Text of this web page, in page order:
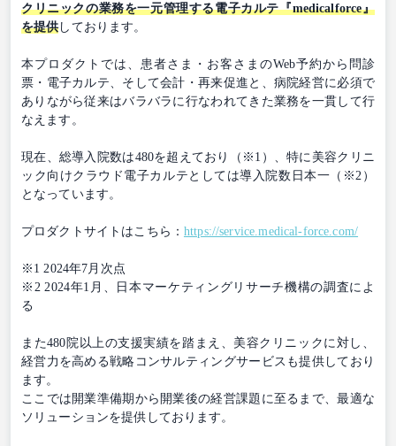
クリニックの業務を一元管理する電子カルテ『medicalforce』
を提供 しております。
本プロダクトでは、患者さま・お客さまのWeb予約から問診
票・電子カルテ、そして会計・再来促進と、病院経営に必須で
ありながら従来はバラバラに行なわれてきた業務を一貫して行
なえます。
現在、総導入院数は480を超えており（※1）、特に美容クリニ
ック向けクラウド電子カルテとしては導入院数日本一（※2）
となっています。
プロダクトサイトはこちら： https://service.medical-force.com/
※1 2024年7月次点
※2 2024年1月、日本マーケティングリサーチ機構の調査によ
る
また480院以上の支援実績を踏まえ、美容クリニックに対し、
経営力を高める戦略コンサルティングサービスも提供しており
ます。
ここでは開業準備期から開業後の経営課題に至るまで、最適な
ソリューションを提供しております。